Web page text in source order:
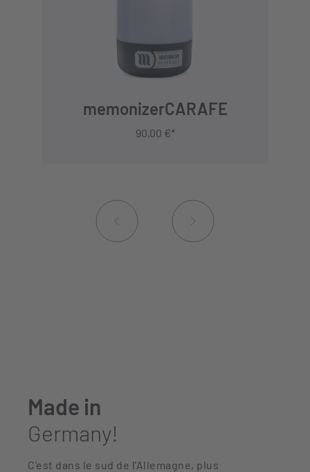
memonizerCARAFE
90,00 €*
Made in
Germany!
C'est dans le sud de l'Allemagne, plus